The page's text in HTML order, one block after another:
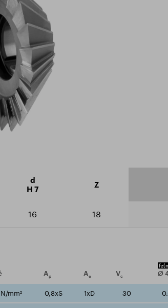
ISO 9001:2015
le catalogue
d
H 7
Z
16 18
Ap Ae Vc
fz
Ø
mm² 0,8xS 1xD 30